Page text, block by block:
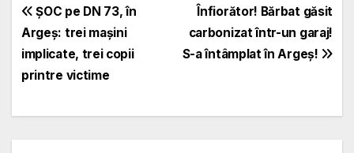
Navigare
în
articole
Înfiorător! Bărbat găsit
carbonizat într-un garaj!
S-a întâmplat în Argeș!
ȘOC pe DN 73, în
Argeș: trei mașini
implicate, trei copii
printre victime